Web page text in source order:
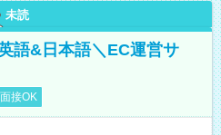
未読
語&日本語＼EC運営サ
接OK